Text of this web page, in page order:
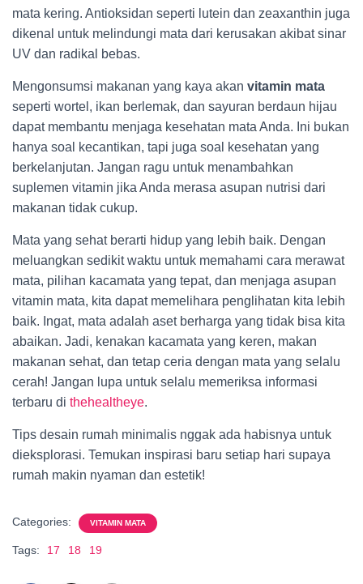
mata kering. Antioksidan seperti lutein dan zeaxanthin juga
dikenal untuk melindungi mata dari kerusakan akibat sinar
UV dan radikal bebas.
Mengonsumsi makanan yang kaya akan vitamin mata
seperti wortel, ikan berlemak, dan sayuran berdaun hijau
dapat membantu menjaga kesehatan mata Anda. Ini bukan
hanya soal kecantikan, tapi juga soal kesehatan yang
berkelanjutan. Jangan ragu untuk menambahkan
suplemen vitamin jika Anda merasa asupan nutrisi dari
makanan tidak cukup.
Mata yang sehat berarti hidup yang lebih baik. Dengan
meluangkan sedikit waktu untuk memahami cara merawat
mata, pilihan kacamata yang tepat, dan menjaga asupan
vitamin mata, kita dapat memelihara penglihatan kita lebih
baik. Ingat, mata adalah aset berharga yang tidak bisa kita
abaikan. Jadi, kenakan kacamata yang keren, makan
makanan sehat, dan tetap ceria dengan mata yang selalu
cerah! Jangan lupa untuk selalu memeriksa informasi
terbaru di thehealtheye.
Tips desain rumah minimalis nggak ada habisnya untuk
dieksplorasi. Temukan inspirasi baru setiap hari supaya
rumah makin nyaman dan estetik!
Categories: VITAMIN MATA
Tags: 17 18 19